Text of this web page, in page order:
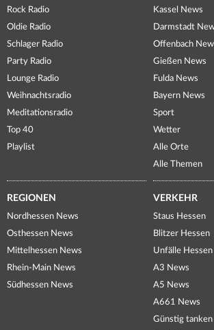
Rock Radio
Oldie Radio
Schlager Radio
Party Radio
Lounge Radio
Weihnachtsradio
Meditationsradio
Top 40
Playlist
Kassel News
Darmstadt
Offenbach
Gießen News
Fulda News
Bayern News
Sport
Wetter
Alle Orte
Alle Themen
REGIONEN
Nordhessen News
Osthessen News
Mittelhessen News
Rhein-Main News
Südhessen News
VERKEHR
Staus Hessen
Blitzer Hessen
Unfälle Hessen
A3 News
A5 News
A661 News
Günstig tanken